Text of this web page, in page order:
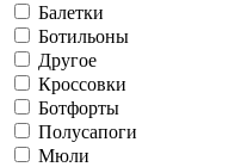
Балетки
Ботильоны
Другое
Кроссовки
Ботфорты
Полусапоги
Мюли